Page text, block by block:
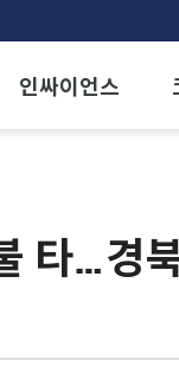
인싸이언스
타…경